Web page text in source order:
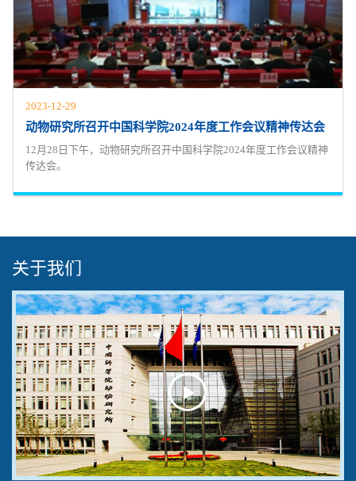
2023-12-29
动物研究所召开中国科学院2024年度工作会议精神传达会
12月28日下午，动物研究所召开中国科学院2024年度工作会议精神
传达会。
关于我们
Play
Video